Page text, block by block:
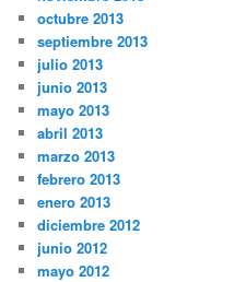
octubre 2013
septiembre 2013
julio 2013
junio 2013
mayo 2013
abril 2013
marzo 2013
febrero 2013
enero 2013
diciembre 2012
junio 2012
mayo 2012